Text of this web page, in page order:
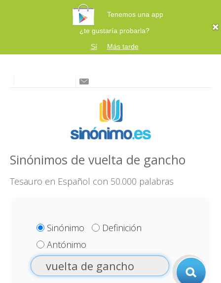
Tenemos una app
¿te gustaría probarla?
Sí
Más tarde
Sinónimos de vuelta de gancho
Tesauro en Español con 50.000 palabras
Sinónimo
Definición
Antónimo